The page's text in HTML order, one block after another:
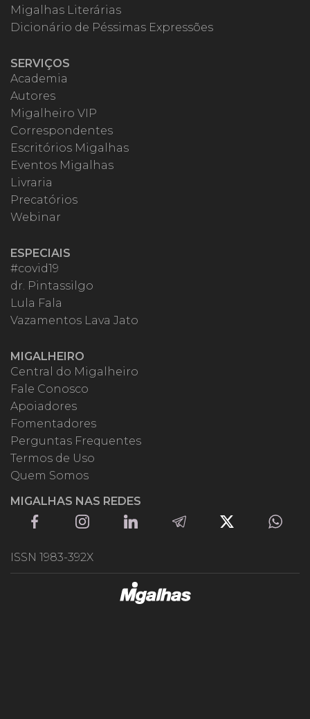
Migalhas Literárias
Dicionário de Péssimas Expressões
SERVIÇOS
Academia
Autores
Migalheiro VIP
Correspondentes
Escritórios Migalhas
Eventos Migalhas
Livraria
Precatórios
Webinar
ESPECIAIS
#covid19
dr. Pintassilgo
Lula Fala
Vazamentos Lava Jato
MIGALHEIRO
Central do Migalheiro
Fale Conosco
Apoiadores
Fomentadores
Perguntas Frequentes
Termos de Uso
Quem Somos
MIGALHAS NAS REDES
ISSN 1983-392X